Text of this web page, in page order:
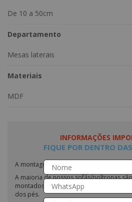
De 10 a 50cm
Departamento
Mesas laterais
Materiais
MDF
INFORMAÇÕES
A montagem do produto não é de
A maioria de nossos sofás/poltronas
montados, necessitando apenas o
dos pés.
FIQUE POR DENTRO